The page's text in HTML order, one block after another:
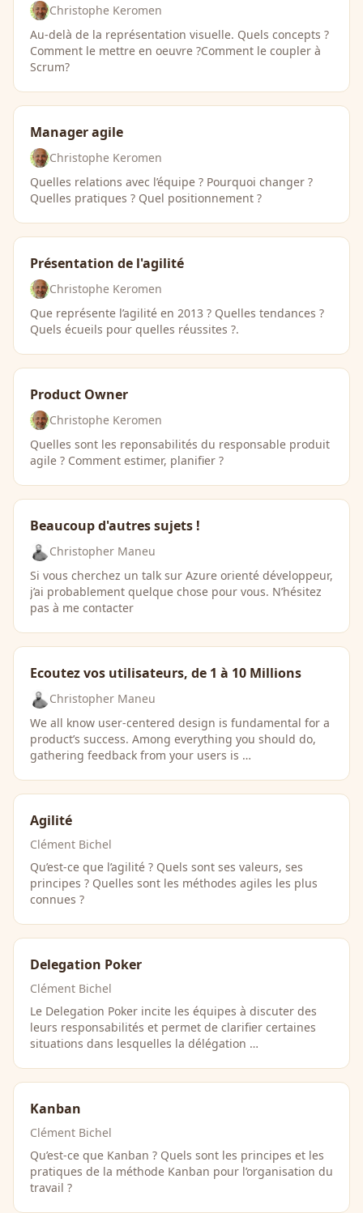
Christophe Keromen
Au-delà de la représentation visuelle. Quels concepts ?
Comment le mettre en oeuvre ?Comment le coupler à
Scrum?
Manager agile
Christophe Keromen
Quelles relations avec l’équipe ? Pourquoi changer ?
Quelles pratiques ? Quel positionnement ?
Présentation de l'agilité
Christophe Keromen
Que représente l’agilité en 2013 ? Quelles tendances ?
Quels écueils pour quelles réussites ?.
Product Owner
Christophe Keromen
Quelles sont les reponsabilités du responsable produit
agile ? Comment estimer, planifier ?
Beaucoup d'autres sujets !
Christopher Maneu
Si vous cherchez un talk sur Azure orienté développeur,
j’ai probablement quelque chose pour vous. N’hésitez
pas à me contacter
Ecoutez vos utilisateurs, de 1 à 10 Millions
Christopher Maneu
We all know user-centered design is fundamental for a
product’s success. Among everything you should do,
gathering feedback from your users is …
Agilité
Clément Bichel
Qu’est-ce que l’agilité ? Quels sont ses valeurs, ses
principes ? Quelles sont les méthodes agiles les plus
connues ?
Delegation Poker
Clément Bichel
Le Delegation Poker incite les équipes à discuter des
leurs responsabilités et permet de clarifier certaines
situations dans lesquelles la délégation …
Kanban
Clément Bichel
Qu’est-ce que Kanban ? Quels sont les principes et les
pratiques de la méthode Kanban pour l’organisation du
travail ?